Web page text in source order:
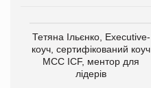
Тетяна Ільєнко, Executive-
коуч, сертифікований коуч
МСС ICF, ментор для
лідерів